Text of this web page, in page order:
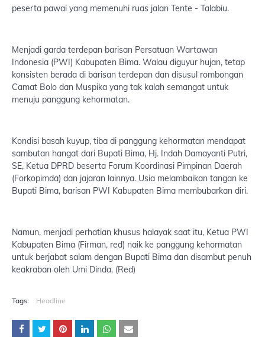
peserta pawai yang memenuhi ruas jalan Tente - Talabiu.
Menjadi garda terdepan barisan Persatuan Wartawan
Indonesia (PWI) Kabupaten Bima. Walau diguyur hujan, tetap
konsisten berada di barisan terdepan dan disusul rombongan
Camat Bolo dan Muspika yang tak kalah semangat untuk
menuju panggung kehormatan.
Kondisi basah kuyup, tiba di panggung kehormatan mendapat
sambutan hangat dari Bupati Bima, Hj. Indah Damayanti Putri,
SE, Ketua DPRD beserta Forum Koordinasi Pimpinan Daerah
(Forkopimda) dan jajaran lainnya. Usia melambaikan tangan ke
Bupati Bima, barisan PWI Kabupaten Bima membubarkan diri.
Namun, menjadi perhatian khusus halayak saat itu, Ketua PWI
Kabupaten Bima (Firman, red) naik ke panggung kehormatan
untuk berjabat salam dengan Bupati Bima dan disambut penuh
keakraban oleh Umi Dinda. (Red)
Tags: Headline